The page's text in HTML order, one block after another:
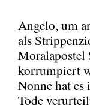
Angelo, um
als
Moralapostel
korrumpiert
Nonne hat
Tode